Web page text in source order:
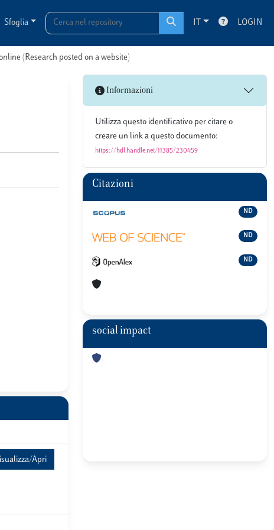
Sfoglia IT LOGIN
(Research posted on a website)
Apri
Informazioni
Utilizza questo identificativo per citare o
creare un link a questo documento:
https://hdl.handle.net/11385/230459
Citazioni
ND
ND
ND
social impact